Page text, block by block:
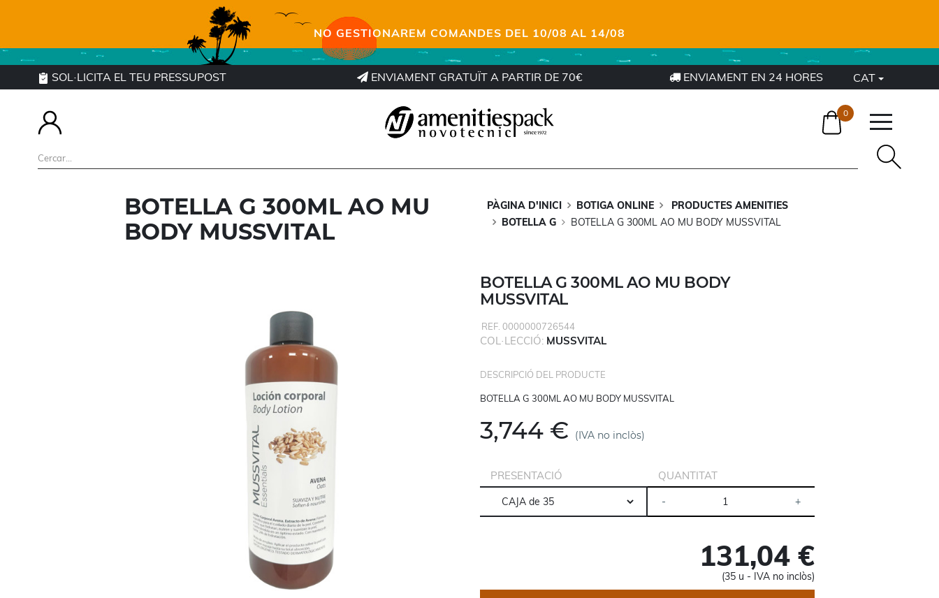
NO GESTIONAREM COMANDES DEL 10/08 AL 14/08
SOL·LICITA EL TEU PRESSUPOST ENVIAMENT GRATUÏT A PARTIR DE 70€ ENVIAMENT EN 24 HORES CAT
0
BOTELLA G 300ML AO MU
BODY MUSSVITAL
PÀGINA D'INICI BOTIGA ONLINE
PRODUCTES AMENITIES
BOTELLA G
BOTELLA G 300ML AO MU BODY MUSSVITAL
BOTELLA G 300ML AO MU BODY
MUSSVITAL
REF. 0000000726544
COL·LECCIÓ: MUSSVITAL
DESCRIPCIÓ DEL PRODUCTE
BOTELLA G 300ML AO MU BODY MUSSVITAL
3,744 € (IVA no inclòs)
PRESENTACIÓ QUANTITAT
131,04 €
(35 u - IVA no inclòs)